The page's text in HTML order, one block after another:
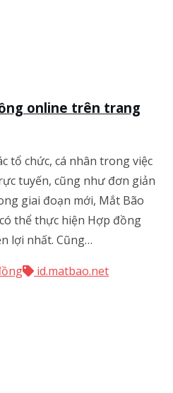
online trên trang
tổ chức, cá nhân trong việc
tuyến, cũng như đơn giản
giai đoạn mới, Mắt Bão
thể thực hiện Hợp đồng
lợi nhất. Cũng…
id.matbao.net